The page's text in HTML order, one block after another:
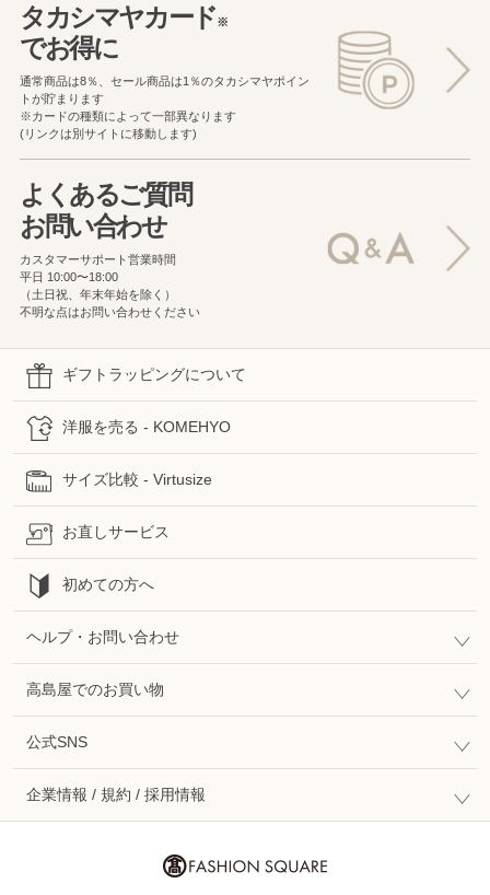
タカシマヤカード※
でお得に
通常商品は8％、セール商品は1％のタカシマヤポイン
トが貯まります
※カードの種類によって一部異なります
(リンクは別サイトに移動します)
よくあるご質問
お問い合わせ
カスタマーサポート営業時間
平日 10:00〜18:00
（土日祝、年末年始を除く）
不明な点はお問い合わせください
ギフトラッピングについて
洋服を売る - KOMEHYO
サイズ比較 - Virtusize
お直しサービス
初めての方へ
ヘルプ・お問い合わせ
高島屋でのお買い物
公式SNS
企業情報 / 規約 / 採用情報